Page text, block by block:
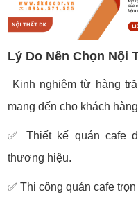
Lý Do Nên Chọn Nội
Kinh nghiệm từ hàng
mang đến cho khách
✅ Thiết kế quán cafe
thương hiệu.
✅ Thi công quán cafe